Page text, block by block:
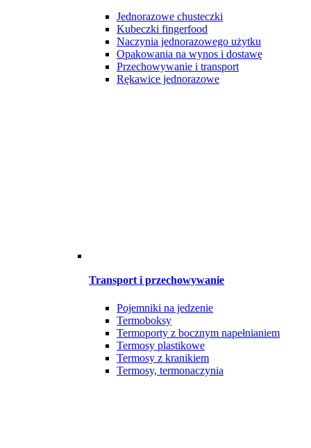
Jednorazowe chusteczki
Kubeczki fingerfood
Naczynia jednorazowego użytku
Opakowania na wynos i dostawę
Przechowywanie i transport
Rękawice jednorazowe
Transport i przechowywanie
Pojemniki na jedzenie
Termoboksy
Termoporty z bocznym napełnianiem
Termosy plastikowe
Termosy z kranikiem
Termosy, termonaczynia